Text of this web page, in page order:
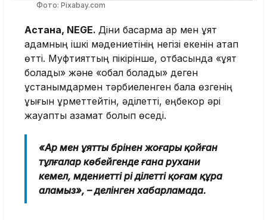
Фото: Pixabay.com
Астана, NEGE. Діни басқарма ар мен ұят
адамның ішкі мәдениетінің негізі екенін атап
өтті. Муфтияттың пікірінше, отбасында «ұят
болады» және «обал болады» деген
ұстанымдармен тәрбиеленген бала өзгенің
құқығын құрметтейтін, әділетті, еңбекқор әрі
жауапты азамат болып өседі.
«Ар мен ұятты бәрінен жоғары қойған
тұлғалар көбейгенде ғана рухани
кемел, мәдениетті әрі әділетті қоғам құра
аламыз», – делінген хабарламада.